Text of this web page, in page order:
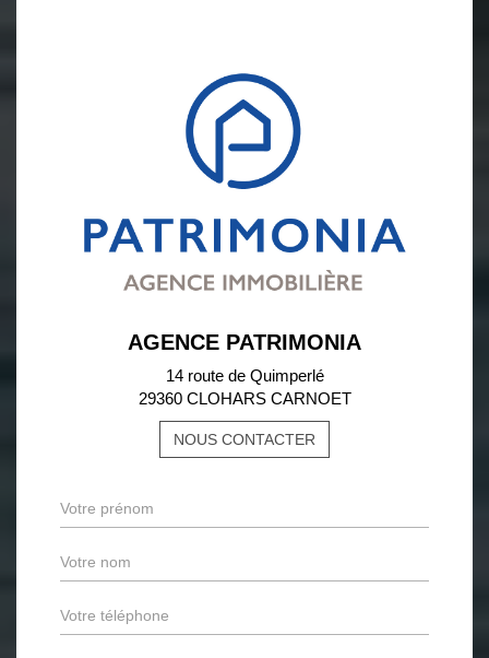
AGENCE PATRIMONIA
14 route de Quimperlé
29360 CLOHARS CARNOET
NOUS CONTACTER